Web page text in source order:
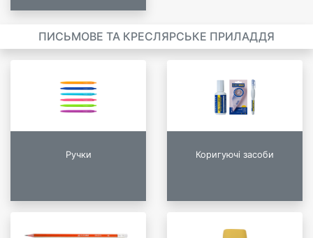
ПИСЬМОВЕ ТА КРЕСЛЯРСЬКЕ ПРИЛАДДЯ
Ручки Коригуючі засоби